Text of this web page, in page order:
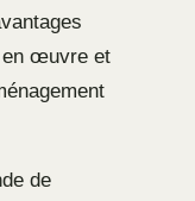
en œuvre et
de